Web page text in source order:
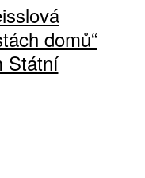
domů“
Státní